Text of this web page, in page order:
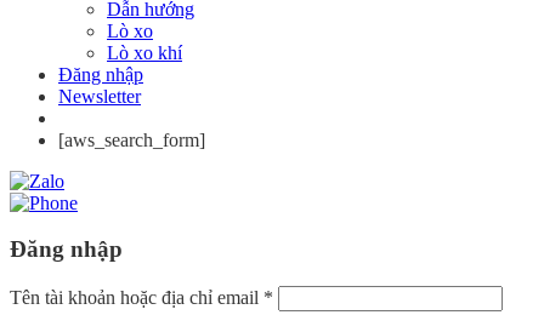
Dẫn hướng
Lò xo
Lò xo khí
Đăng nhập
Newsletter
[aws_search_form]
Đăng nhập
Tên tài khoản hoặc địa chỉ email *